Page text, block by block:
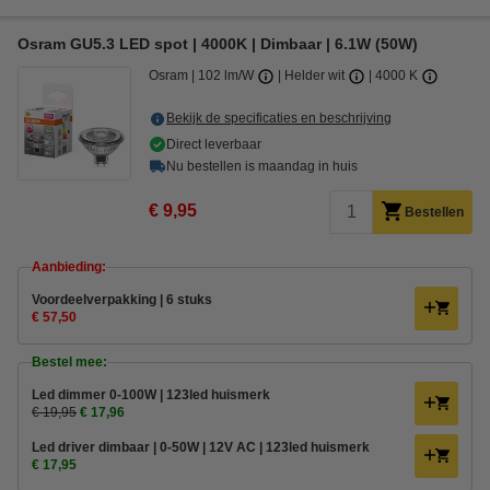
Osram GU5.3 LED spot | 4000K | Dimbaar | 6.1W (50W)
Osram 102 lm/W Helder wit 4000 K
Bekijk de specificaties en beschrijving
Direct leverbaar
Nu bestellen is maandag in huis
€ 9,95 Bestellen
Aanbieding:
Voordeelverpakking | 6 stuks
€ 57,50
Bestel mee:
Led dimmer 0-100W | 123led huismerk
€ 19,95 € 17,96
Led driver dimbaar | 0-50W | 12V AC | 123led huismerk
€ 17,95